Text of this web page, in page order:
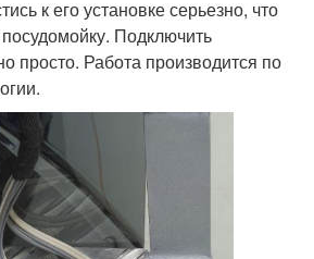
к его установке серьезно, что
Подключить
просто. Работа производится по